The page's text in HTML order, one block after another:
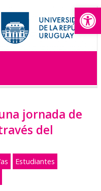
jornada de
del
Estudiantes